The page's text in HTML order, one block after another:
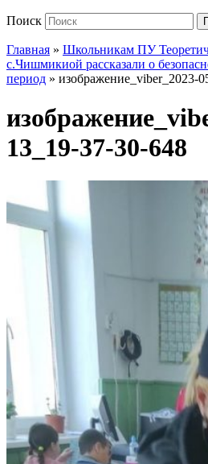
Поиск
Главная » Школьникам ПУ
с.Чишмикиой рассказали о
период » изображение_viber_2023-
13_19-37-30-648